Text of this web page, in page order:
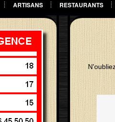
ARTISANS RESTAURANTS